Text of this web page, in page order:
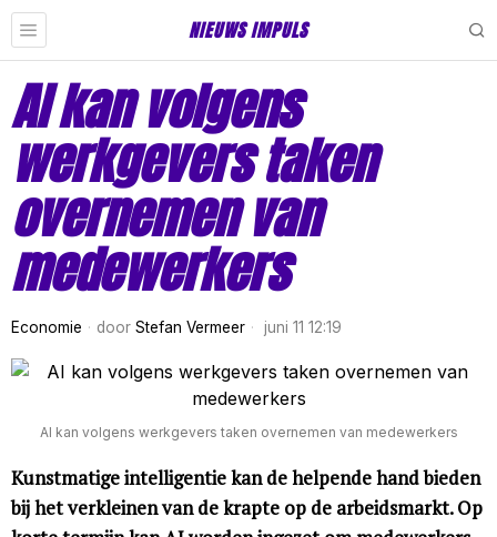
NIEUWS IMPULS
AI kan volgens
werkgevers taken
overnemen van
medewerkers
Economie door Stefan Vermeer juni 11 12:19
AI kan volgens werkgevers taken overnemen van medewerkers
Kunstmatige intelligentie kan de helpende hand bieden
bij het verkleinen van de krapte op de arbeidsmarkt. Op